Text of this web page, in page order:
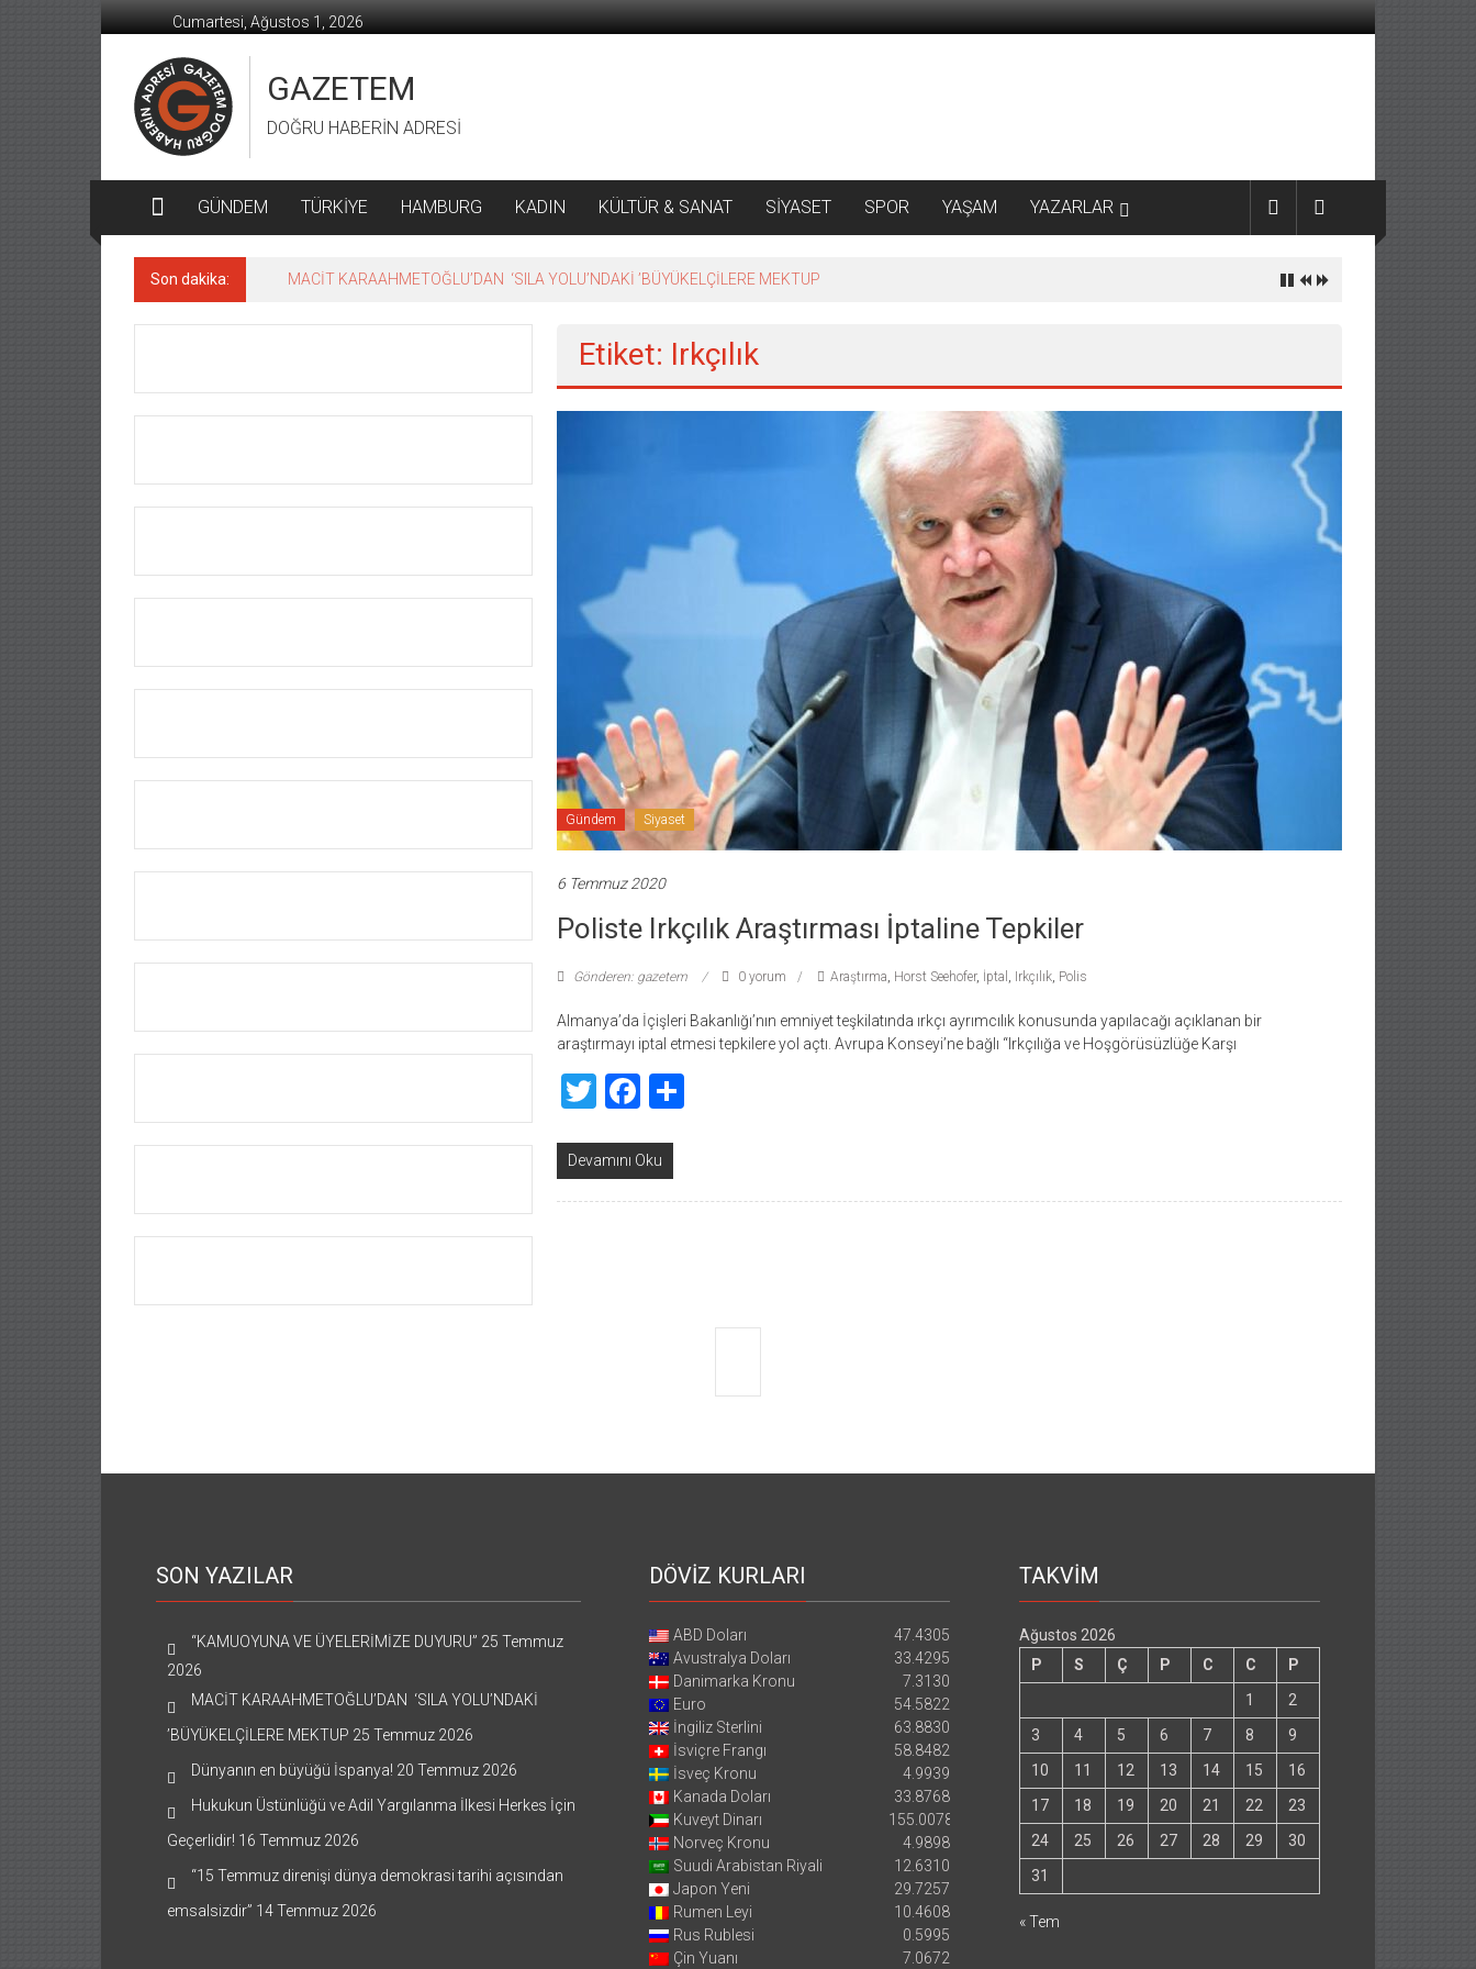
geç
Cumartesi, Ağustos 1, 2026
GAZETEM
DOĞRU HABERİN ADRESİ
GÜNDEM TÜRKİYE HAMBURG KADIN KÜLTÜR & SANAT SİYASET SPOR YAŞAM YAZARLAR
Son dakika: MACİT KARAAHMETOĞLU’DAN ‘SILA YOLU’NDAKİ ’BÜYÜKELÇİLERE MEKTUP
Etiket: Irkçılık
Gündem Siyaset
6 Temmuz 2020
Poliste Irkçılık Araştırması İptaline Tepkiler
Gönderen: gazetem 0 yorum Araştırma, Horst Seehofer, İptal , Irkçılık, Polis
Almanya’da İçişleri Bakanlığı’nın emniyet teşkilatında ırkçı ayrımcılık konusunda yapılacağı açıklanan bir
araştırmayı iptal etmesi tepkilere yol açtı. Avrupa Konseyi’ne bağlı “Irkçılığa ve Hoşgörüsüzlüğe Karşı
TwitterFacebook
Devamını Oku
SON YAZILAR
“KAMUOYUNA VE ÜYELERİMİZE DUYURU” 25 Temmuz
2026
MACİT KARAAHMETOĞLU’DAN ‘SILA YOLU’NDAKİ
’BÜYÜKELÇİLERE MEKTUP 25 Temmuz 2026
Dünyanın en büyüğü İspanya! 20 Temmuz 2026
Hukukun Üstünlüğü ve Adil Yargılanma İlkesi Herkes İçin
Geçerlidir! 16 Temmuz 2026
“15 Temmuz direnişi dünya demokrasi tarihi açısından
emsalsizdir” 14 Temmuz 2026
DÖVİZ KURLARI
ABD Doları
47.4305
Avustralya Doları
33.4295
Danimarka Kronu
7.3130
Euro
54.5822
İngiliz Sterlini
63.8830
İsviçre Frangı
58.8482
İsveç Kronu
4.9939
Kanada Doları
33.8768
Kuveyt Dinarı
155.0078
Norveç Kronu
4.9898
Suudi Arabistan Riyali
12.6310
Japon Yeni
29.7257
Rumen Leyi
10.4608
Rus Rublesi
0.5995
Çin Yuanı
7.0672
TAKVİM
Ağustos 2026
P
S Ç P C C
P
1
2
3
4 5 6 7 8
9
10
11 12 13 14 15
16
17
18 19 20 21 22
23
24
25 26 27 28 29
30
31
« Tem